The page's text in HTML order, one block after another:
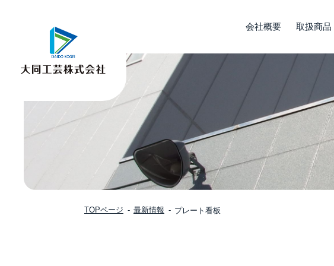
会社概要 取扱商品
TOPページ 最新情報 プレート看板